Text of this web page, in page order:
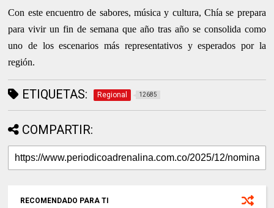
Con este encuentro de sabores, música y cultura, Chía se prepara
para vivir un fin de semana que año tras año se consolida como
uno de los escenarios más representativos y esperados por la
región.
ETIQUETAS: Regional 12685
COMPARTIR:
RECOMENDADO PARA TI